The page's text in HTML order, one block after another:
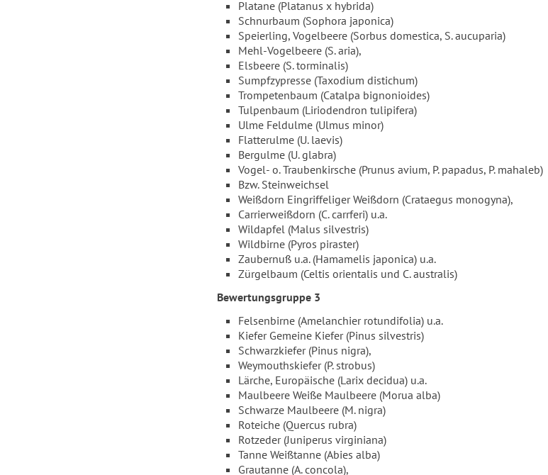
Platane (Platanus x hybrida)
Schnurbaum (Sophora japonica)
Speierling, Vogelbeere (Sorbus domestica, S. aucuparia)
Mehl-Vogelbeere (S. aria),
Elsbeere (S. torminalis)
Sumpfzypresse (Taxodium distichum)
Trompetenbaum (Catalpa bignonioides)
Tulpenbaum (Liriodendron tulipifera)
Ulme Feldulme (Ulmus minor)
Flatterulme (U. laevis)
Bergulme (U. glabra)
Vogel- o. Traubenkirsche (Prunus avium, P. papadus, P. mahaleb)
Bzw. Steinweichsel
Weißdorn Eingriffeliger Weißdorn (Crataegus monogyna),
Carrierweißdorn (C. carrferi) u.a.
Wildapfel (Malus silvestris)
Wildbirne (Pyros piraster)
Zaubernuß u.a. (Hamamelis japonica) u.a.
Zürgelbaum (Celtis orientalis und C. australis)
Bewertungsgruppe 3
Felsenbirne (Amelanchier rotundifolia) u.a.
Kiefer Gemeine Kiefer (Pinus silvestris)
Schwarzkiefer (Pinus nigra),
Weymouthskiefer (P. strobus)
Lärche, Europäische (Larix decidua) u.a.
Maulbeere Weiße Maulbeere (Morua alba)
Schwarze Maulbeere (M. nigra)
Roteiche (Quercus rubra)
Rotzeder (Juniperus virginiana)
Tanne Weißtanne (Abies alba)
Grautanne (A. concola),